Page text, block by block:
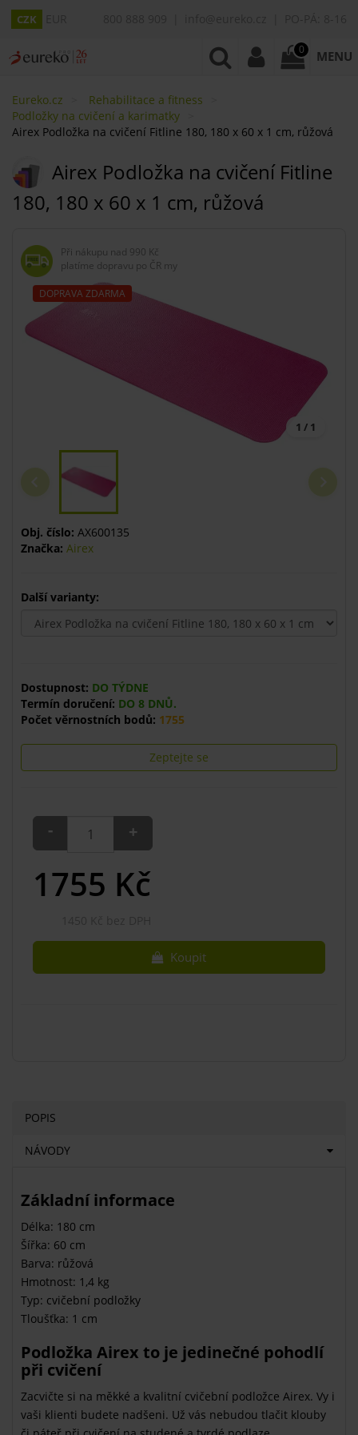
CZK
0 MENU
Eureko.cz
Rehabilitace a fitness
Podložky na cvičení a karimatky
Airex Podložka na cvičení Fitline 180, 180 x 60 x 1 cm, růžová
Airex Podložka na cvičení Fitline
180, 180 x 60 x 1 cm, růžová
Při nákupu nad 990 Kč
platíme dopravu po ČR my
DOPRAVA ZDARMA
1 / 1
Obj. číslo: AX600135
Značka: Airex
Další varianty:
Dostupnost: DO TÝDNE
Termín doručení: DO 8 DNŮ.
Počet věrnostních bodů: 1755
Zeptejte se
- +
1755 Kč
Koupit
POPIS
NÁVODY
Základní informace
Délka: 180 cm
Šířka: 60 cm
Barva: růžová
Hmotnost: 1,4 kg
Typ: cvičební podložky
Tloušťka: 1 cm
Podložka Airex to je jedinečné pohodlí
při cvičení
Zacvičte si na měkké a kvalitní cvičební podložce Airex. Vy i
vaši klienti budete nadšeni. Už vás nebudou tlačit klouby